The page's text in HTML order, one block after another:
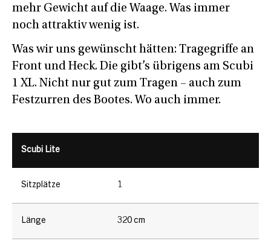
mehr Gewicht auf die Waage. Was immer
noch attraktiv wenig ist.
Was wir uns gewünscht hätten: Tragegriffe an
Front und Heck. Die gibt’s übrigens am Scubi
1 XL. Nicht nur gut zum Tragen – auch zum
Festzurren des Bootes. Wo auch immer.
Scubi Lite
Sitzplätze 1
Länge 320 cm